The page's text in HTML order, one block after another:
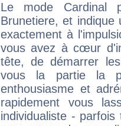
Le mode Cardinal
Brunetiere, et indique
exactement à
vous avez à cœur
tête, de démarrer
vous la partie la
enthousiasme et
rapidement vous
individualiste -